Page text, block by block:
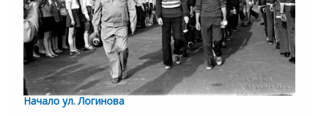
Начало ул. Логинова